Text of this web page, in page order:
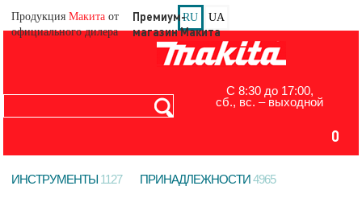
ПродукцияМакита от
официального дилера
RU UA
С 8:30 до 17:00,
сб., вс. – выходной
0
ИНСТРУМЕНТЫ 1127 ПРИНАДЛЕЖНОСТИ4965